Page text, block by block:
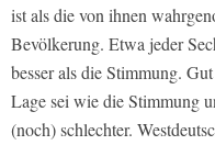
ist als die von ihnen
Bevölkerung. Etwa jeder
besser als die Stimmung.
Lage sei wie die Stimmung
(noch) schlechter.